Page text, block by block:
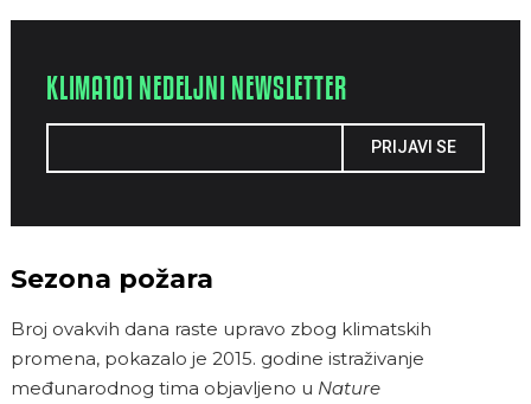
KLIMA101 NEDELJNI NEWSLETTER
PRIJAVI SE
Sezona požara
Broj ovakvih dana raste upravo zbog klimatskih
promena, pokazalo je 2015. godine istraživanje
međunarodnog tima objavljeno u Nature